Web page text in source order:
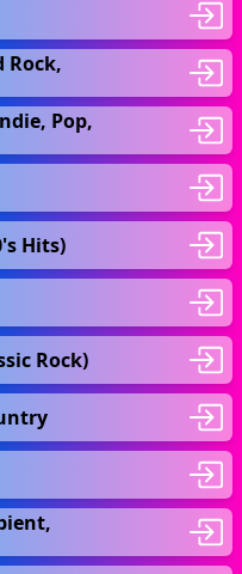
Rock,
Pop,
Hits)
Rock)